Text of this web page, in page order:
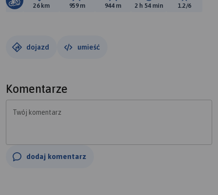
Długość trasy:
26 km Suma przewyższeń:
959 m Suma spadków:
944 m Średni czas potrzebny
2 h 54 min Ocena
1.2/6
dojazd umieść
Komentarze
Twój komentarz
dodaj komentarz